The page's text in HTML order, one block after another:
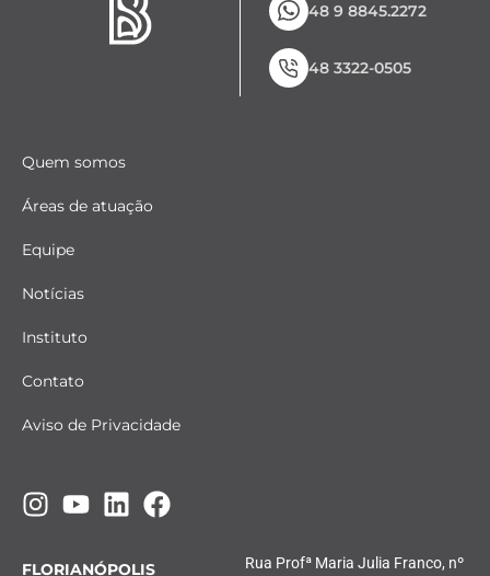
48 9 8845.2272
48 3322-0505
Quem somos
Áreas de atuação
Equipe
Notícias
Instituto
Contato
Aviso de Privacidade
FLORIANÓPOLIS
Rua Profª Maria Julia Franco, nº